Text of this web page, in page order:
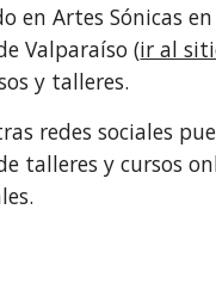
en Artes Sónicas
Valparaíso (ir al
y talleres.
redes sociales
talleres y cursos